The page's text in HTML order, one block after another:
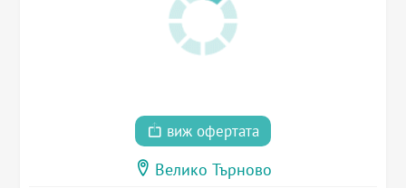
виж офертата
Велико Търново